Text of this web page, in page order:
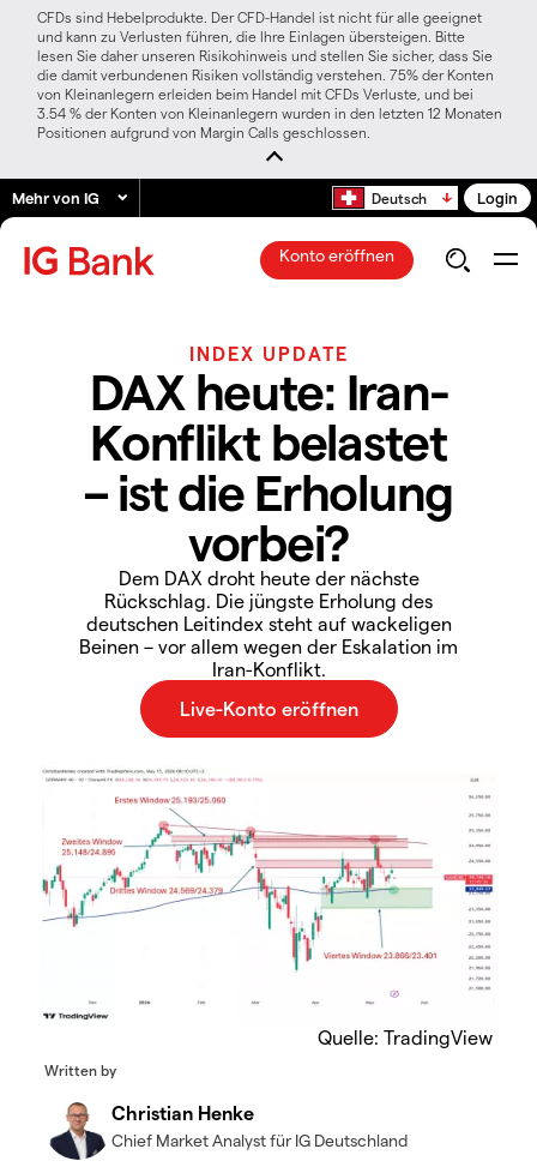
CFDs sind Hebelprodukte. Der CFD-Handel ist nicht für alle geeignet
und kann zu Verlusten führen, die Ihre Einlagen übersteigen. Bitte
lesen Sie daher unseren Risikohinweis und stellen Sie sicher, dass Sie
die damit verbundenen Risiken vollständig verstehen. 75% der Konten
von Kleinanlegern erleiden beim Handel mit CFDs Verluste, und bei
3.54 % der Konten von Kleinanlegern wurden in den letzten 12 Monaten
Positionen aufgrund von Margin Calls geschlossen.
Mehr von IG Deutsch Login
Konto eröffnen
INDEX UPDATE
DAX heute: Iran-
Konflikt belastet
– ist die Erholung
vorbei?
Dem DAX droht heute der nächste
Rückschlag. Die jüngste Erholung des
deutschen Leitindex steht auf wackeligen
Beinen – vor allem wegen der Eskalation im
Iran-Konflikt.
Quelle: TradingView
Written by
Christian Henke
Chief Market Analyst für IG Deutschland